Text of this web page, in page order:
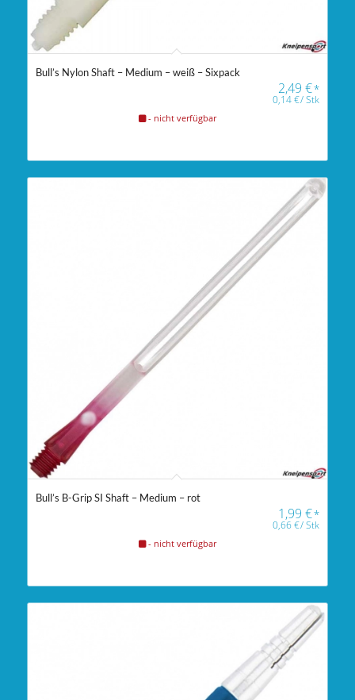
Bull’s Nylon Shaft – Medium – weiß – Sixpack
2,49€*
0,14€/Stk
- nicht verfügbar
Bull’s B-Grip SI Shaft – Medium – rot
1,99€*
0,66€/Stk
- nicht verfügbar